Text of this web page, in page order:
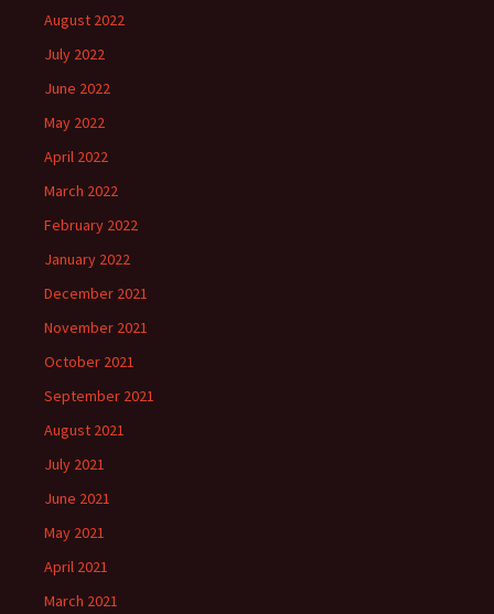
August 2022
July 2022
June 2022
May 2022
April 2022
March 2022
February 2022
January 2022
December 2021
November 2021
October 2021
September 2021
August 2021
July 2021
June 2021
May 2021
April 2021
March 2021